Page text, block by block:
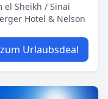
Sheikh / Sinai
Hotel & Nelson
zum Urlaubsdeal